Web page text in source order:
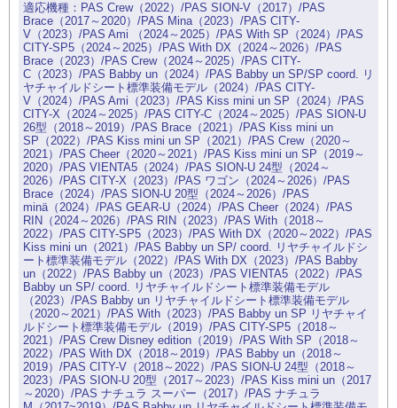
PAS Crew（2022）/PAS SION-V（2017）/PAS
Brace（2017～2020）/PAS Mina（2023）/PAS CITY-
V（2023）/PAS Ami （2024～2025）/PAS With SP（2024）/PAS
CITY-SP5（2024～2025）/PAS With DX（2024～2026）/PAS
Brace（2023）/PAS Crew（2024～2025）/PAS CITY-
C（2023）/PAS Babby un（2024）/PAS Babby un SP/SP coord. リ
ヤチャイルドシート標準装備モデル（2024）/PAS CITY-
V（2024）/PAS Ami（2023）/PAS Kiss mini un SP（2024）/PAS
CITY-X（2024～2025）/PAS CITY-C（2024～2025）/PAS SION-U
26型（2018～2019）/PAS Brace（2021）/PAS Kiss mini un
SP（2022）/PAS Kiss mini un SP（2021）/PAS Crew（2020～
2021）/PAS Cheer（2020～2021）/PAS Kiss mini un SP（2019～
2020）/PAS VIENTA5（2024）/PAS SION-U 24型（2024～
2026）/PAS CITY-X（2023）/PAS ワゴン（2024～2026）/PAS
Brace（2024）/PAS SION-U 20型（2024～2026）/PAS
minä（2024）/PAS GEAR-U（2024）/PAS Cheer（2024）/PAS
RIN（2024～2026）/PAS RIN（2023）/PAS With（2018～
2022）/PAS CITY-SP5（2023）/PAS With DX（2020～2022）/PAS
Kiss mini un（2021）/PAS Babby un SP/ coord. リヤチャイルドシ
ート標準装備モデル（2022）/PAS With DX（2023）/PAS Babby
un（2022）/PAS Babby un（2023）/PAS VIENTA5（2022）/PAS
Babby un SP/ coord. リヤチャイルドシート標準装備モデル
（2023）/PAS Babby un リヤチャイルドシート標準装備モデル
（2020～2021）/PAS With（2023）/PAS Babby un SP リヤチャイ
ルドシート標準装備モデル（2019）/PAS CITY-SP5（2018～
2021）/PAS Crew Disney edition（2019）/PAS With SP（2018～
2022）/PAS With DX（2018～2019）/PAS Babby un（2018～
2019）/PAS CITY-V（2018～2022）/PAS SION-U 24型（2018～
2023）/PAS SION-U 20型（2017～2023）/PAS Kiss mini un（2017
～2020）/PAS ナチュラ スーパー（2017）/PAS ナチュラ